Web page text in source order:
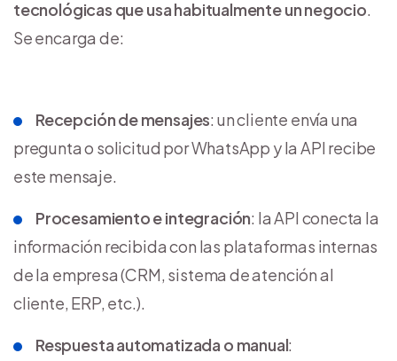
tecnológicas que usa habitualmente un negocio.
Se encarga de:
Recepción de mensajes: un cliente envía una
pregunta o solicitud por WhatsApp y la API recibe
este mensaje.
Procesamiento e integración: la API conecta la
información recibida con las plataformas internas
de la empresa (CRM, sistema de atención al
cliente, ERP, etc.).
Respuesta automatizada o manual: